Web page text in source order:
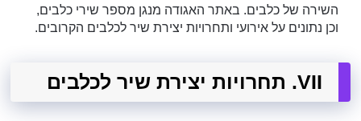
השירה של כלבים. באתר האגודה מנגן מספר שירי כלבים,
וכן נתונים על אירועי ותחרויות יצירת שיר לכלבים הקרובים.
VII. תחרויות יצירת שיר לכלבים